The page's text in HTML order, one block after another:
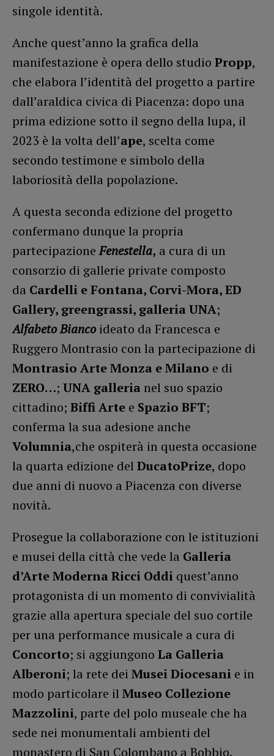
singole identità.
Anche quest’anno la grafica della
manifestazione è opera dello studio Propp,
che elabora l’identità del progetto a partire
dall’araldica civica di Piacenza: dopo una
prima edizione sotto il segno della lupa, il
2023 è la volta dell’ape, scelta come
secondo testimone e simbolo della
laboriosità della popolazione.
A questa seconda edizione del progetto
confermano dunque la propria
partecipazioneFenestella, a cura di un
consorzio di gallerie private composto
da Cardelli e Fontana, Corvi-Mora, ED
Gallery, greengrassi, galleria UNA;
Alfabeto Bianco ideato da Francesca e
Ruggero Montrasio con la partecipazione di
Montrasio Arte Monza e Milano e di
ZERO…; UNA galleria nel suo spazio
cittadino; Biffi Arte e Spazio BFT;
conferma la sua adesione anche
Volumnia,che ospiterà in questa occasione
la quarta edizione del DucatoPrize, dopo
due anni di nuovo a Piacenza con diverse
novità.
Prosegue la collaborazione con le istituzioni
e musei della città che vede la Galleria
d’Arte Moderna Ricci Oddi quest’anno
protagonista di un momento di convivialità
grazie alla apertura speciale del suo cortile
per una performance musicale a cura di
Concorto; si aggiungono La Galleria
Alberoni; la rete dei Musei Diocesani e in
modo particolare il Museo Collezione
Mazzolini, parte del polo museale che ha
sede nei monumentali ambienti del
monastero di San Colombano a Bobbio.